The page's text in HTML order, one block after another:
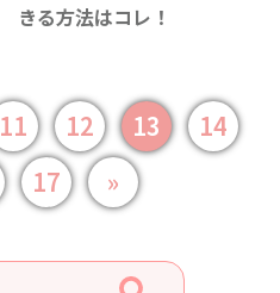
きる方法はコレ！
11 12 13
14
17 »